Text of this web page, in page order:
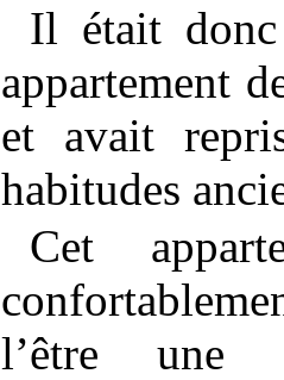
Il était
appartement
et avait
habitudes
Cet
l’être une